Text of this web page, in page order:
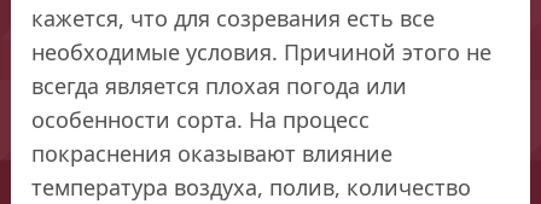
кажется, что для созревания есть все
необходимые условия. Причиной этого не
всегда является плохая погода или
особенности сорта. На процесс
покраснения оказывают влияние
температура воздуха, полив, количество